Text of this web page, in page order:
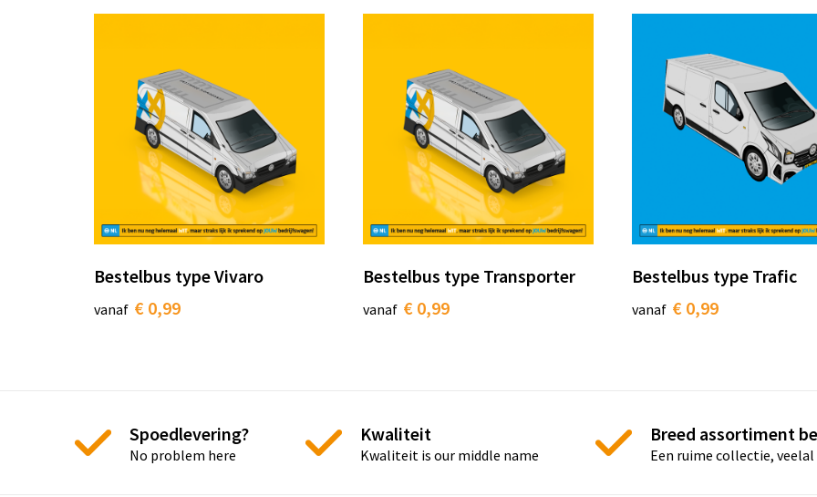
Bestelbus type Vivaro
vanaf € 0,99
Bestelbus type Transporter
vanaf € 0,99
Bestelbus type Trafic
vanaf € 0,99
Spoedlevering?
No problem here
Kwaliteit
Kwaliteit is our middle name
Breed assortiment
Een ruime collectie,